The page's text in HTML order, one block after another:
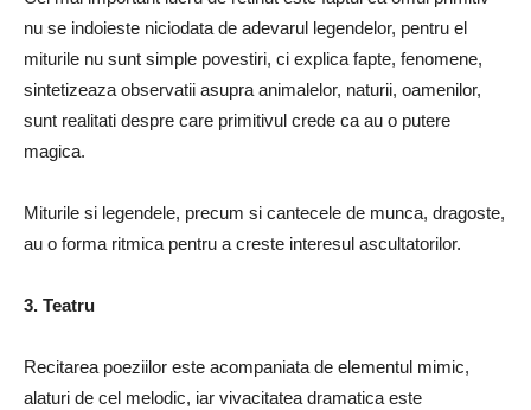
nu se indoieste niciodata de adevarul legendelor, pentru el
miturile nu sunt simple povestiri, ci explica fapte, fenomene,
sintetizeaza observatii asupra animalelor, naturii, oamenilor,
sunt realitati despre care primitivul crede ca au o putere
magica.
Miturile si legendele, precum si cantecele de munca, dragoste,
au o forma ritmica pentru a creste interesul ascultatorilor.
3. Teatru
Recitarea poeziilor este acompaniata de elementul mimic,
alaturi de cel melodic, iar vivacitatea dramatica este